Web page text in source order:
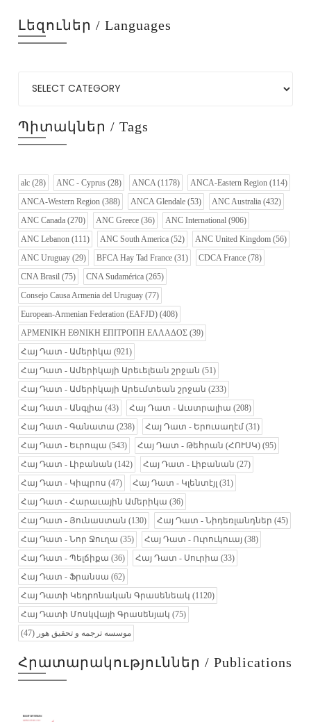
Լեզուներ / Languages
Պիտակներ / Tags
alc (28) ANC - Cyprus (28) ANCA(1178) ANCA-Eastern Region (114)
ANCA-Western Region (388) ANCA Glendale (53) ANC Australia (432)
ANC Canada (270) ANC Greece (36) ANC International (906)
ANC Lebanon (111) ANC South America (52) ANC United Kingdom (56)
ANC Uruguay (29) BFCA Hay Tad France (31) CDCA France (78)
CNA Brasil (75) CNA Sudamérica (265)
Consejo Causa Armenia del Uruguay (77)
European-Armenian Federation (EAFJD) (408)
ΑΡΜΕΝΙΚΗ ΕΘΝΙΚΗ ΕΠΙΤΡΟΠΗ ΕΛΛΑΔΟΣ (39)
Հայ Դատ - Ամերիկա (921)
Հայ Դատ - Ամերիկայի Արեւելեան շրջան (51)
Հայ Դատ - Ամերիկայի Արեւմտեան շրջան (233)
Հայ Դատ - Անգլիա (43) Հայ Դատ - Աւստրալիա (208)
Հայ Դատ - Գանատա (238) Հայ Դատ - Երուսաղէմ (31)
Հայ Դատ - Եւրոպա (543) Հայ Դատ - Թեհրան (ՀՈՒՍԿ) (95)
Հայ Դատ - Լիբանան (142) Հայ Դատ - Լիբանան (27)
Հայ Դատ - Կիպրոս (47) Հայ Դատ - Կլենտէյլ (31)
Հայ Դատ - Հարաւային Ամերիկա (36)
Հայ Դատ - Յունաստան (130) Հայ Դատ - Նիդեռլանդներ (45)
Հայ Դատ - Նոր Ջուղա (35) Հայ Դատ - Ուրուկուայ (38)
Հայ Դատ - Պելճիքա (36) Հայ Դատ - Սուրիա (33)
Հայ Դատ - Ֆրանսա (62)
Հայ Դատի Կեդրոնական Գրասենեակ (1120)
Հայ Դատի Մոսկվայի Գրասենյակ (75)
موسسه ترجمه و تحقیق هور (47)
Հրատարակություններ / Publications